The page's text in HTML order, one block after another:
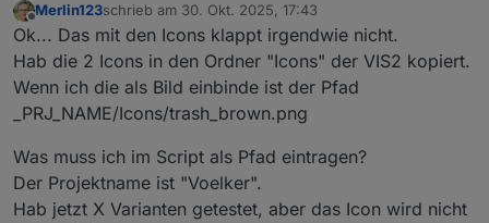
Offline
Merlin123schrieb am 30. Okt. 2025, 17:43
zuletzt editiert von
Ok... Das mit den Icons klappt irgendwie nicht.
Hab die 2 Icons in den Ordner "Icons" der VIS2 kopiert.
Wenn ich die als Bild einbinde ist der Pfad
_PRJ_NAME/Icons/trash_brown.png
Was muss ich im Script als Pfad eintragen?
Der Projektname ist "Voelker".
Hab jetzt X Varianten getestet, aber das Icon wird nicht